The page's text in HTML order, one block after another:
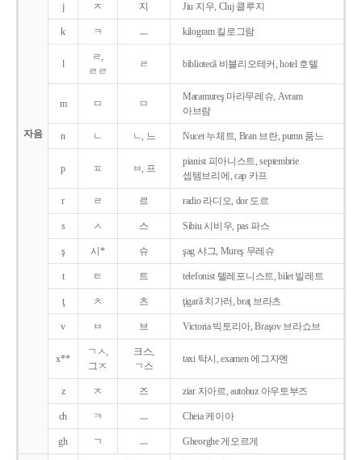
자음
j ㅈ 지 Jiu 지우, Cluj 클루지
k ㅋ ㅡ kilogram 킬로그람
l
ㄹ,
ㄹㄹ
ㄹ bibliotecǎ 비블리오테커, hotel 호텔
m ㅁ ㅁ
Maramureş 마라무레슈, Avram
아브람
n ㄴ ㄴ, 느 Nucet 누체트, Bran 브란, pumn 품느
p ㅍ ㅂ, 프
pianist 피아니스트, septembrie
셉템브리에, cap 카프
r ㄹ 르 radio 라디오, dor 도르
s ㅅ 스 Sibiu 시비우, pas 파스
ş 시* 슈 şag 샤그, Mureş 무레슈
t ㅌ 트 telefonist 텔레포니스트, bilet 빌레트
ţ ㅊ 츠 ţigarǎ 치가러, braţ 브라츠
v ㅂ 브 Victoria 빅토리아, Braşov 브라쇼브
x**
ㄱㅅ,
그ㅈ
크스,
ㄱ스
taxi 탁시, examen 에그자멘
z ㅈ 즈 ziar 지아르, autobuz 아우토부즈
ch ㅋ ㅡ Cheia 케이아
gh ㄱ ㅡ Gheorghe 게오르게